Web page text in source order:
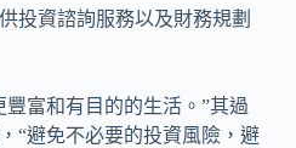
投資諮詢服務以及財務規劃
富和有目的的生活。”其過
“避免不必要的投資風險，避